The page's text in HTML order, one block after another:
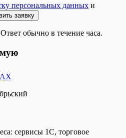
персональных данных и
заявку
обычно в течение часа.
сервисы 1С, торговое